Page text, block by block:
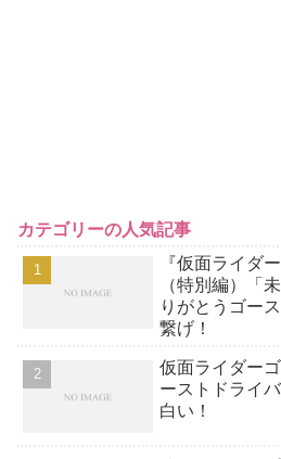
カテゴリーの人気記事
『仮面ライダ
（特別編）「
りがとうゴー
繋げ！
仮面ライダー
ーストドライ
白い！